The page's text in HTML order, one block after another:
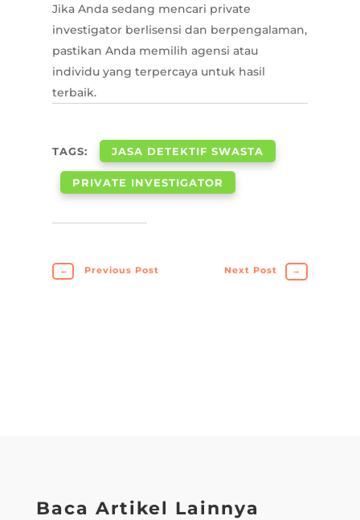
Jika Anda sedang mencari private
investigator berlisensi dan berpengalaman,
pastikan Anda memilih agensi atau
individu yang terpercaya untuk hasil
terbaik.
TAGS: JASA DETEKTIF SWASTA
PRIVATE INVESTIGATOR
← Previous Post Next Post →
Baca Artikel Lainnya